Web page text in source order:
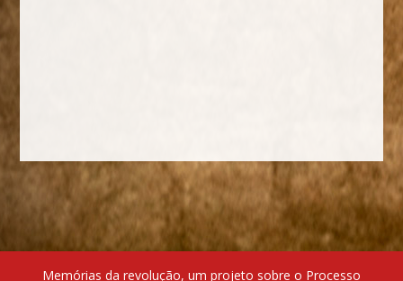
Memórias da revolução, um projeto sobre o Processo